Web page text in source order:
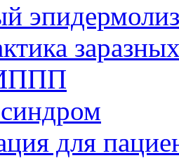
эпидермолиз
для